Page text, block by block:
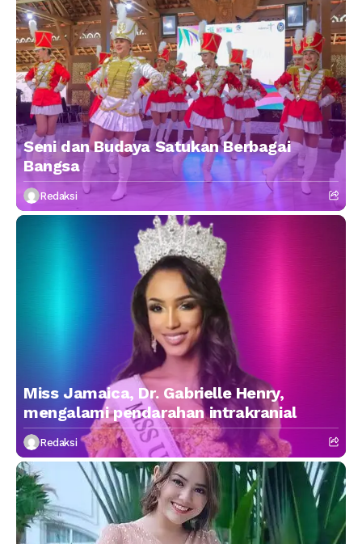
Seni dan Budaya Satukan Berbagai
Bangsa
Redaksi
Miss Jamaica, Dr. Gabrielle Henry,
mengalami pendarahan intrakranial
Redaksi